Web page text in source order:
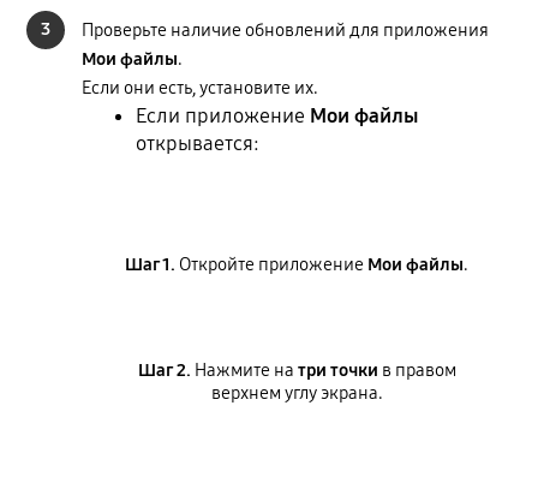
3
Проверьте наличие обновлений для приложения
Мои файлы.
Если они есть, установите их.
Если приложение Мои файлы
открывается:
Шаг 1. Откройте приложение Мои файлы.
Шаг 2. Нажмите на три точки в правом
верхнем углу экрана.